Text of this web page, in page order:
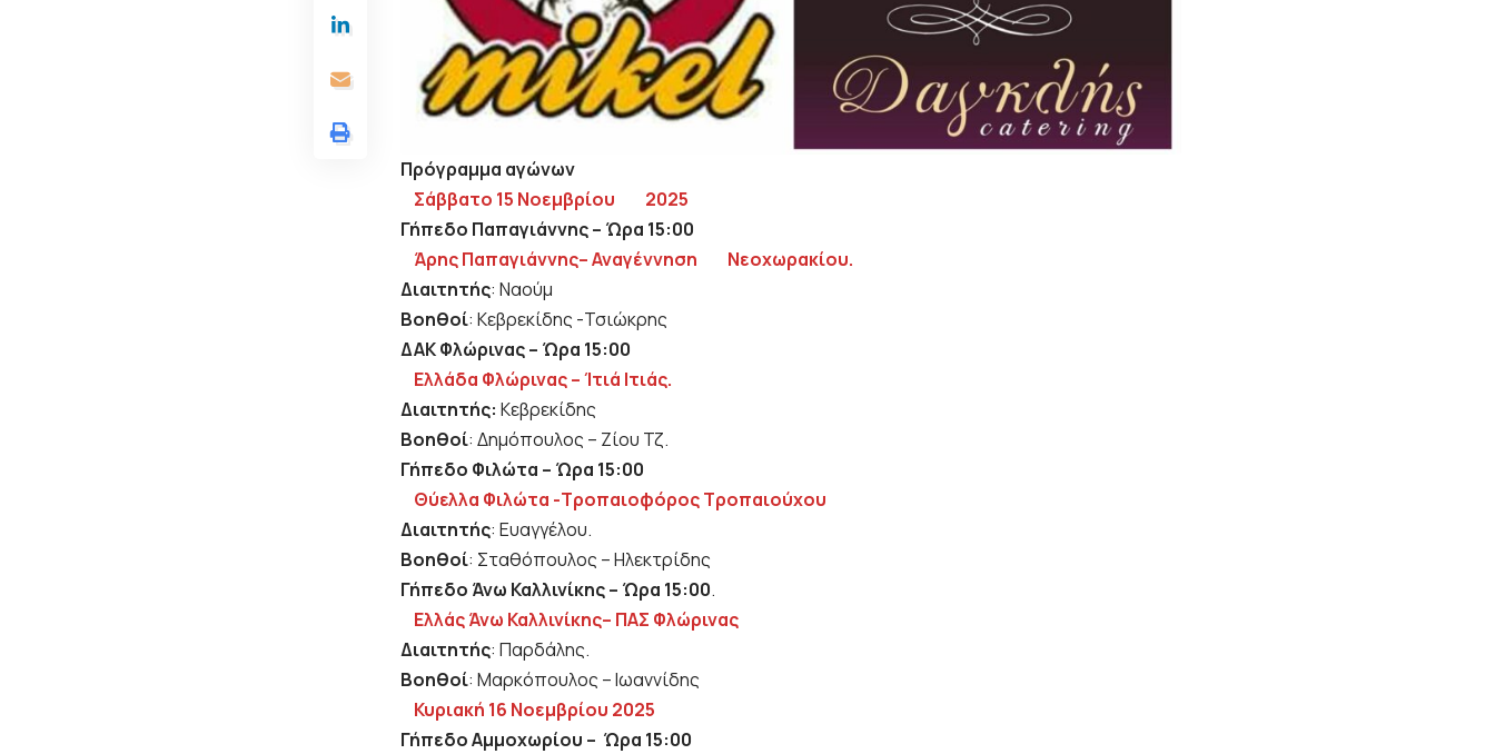
Πρόγραμμα αγώνων
Σάββατο 15 Νοεμβρίου
2025
Γήπεδο Παπαγιάννης – Ώρα 15:00
Άρης Παπαγιάννης– Αναγέννηση
Νεοχωρακίου.
Διαιτητής: Ναούμ
Βοηθοί: Κεβρεκίδης -Τσιώκρης
ΔΑΚ Φλώρινας – Ώρα 15:00
Ελλάδα Φλώρινας – Ίτιά Ιτιάς.
Διαιτητής: Κεβρεκίδης
Βοηθοί: Δημόπουλος – Ζίου Τζ.
Γήπεδο Φιλώτα – Ώρα 15:00
Θύελλα Φιλώτα -Τροπαιοφόρος Τροπαιούχου
Διαιτητής: Ευαγγέλου.
Βοηθοί: Σταθόπουλος – Ηλεκτρίδης
Γήπεδο Άνω Καλλινίκης – Ώρα 15:00.
Ελλάς Άνω Καλλινίκης– ΠΑΣ Φλώρινας
Διαιτητής: Παρδάλης.
Βοηθοί: Μαρκόπουλος – Ιωαννίδης
Κυριακή 16 Νοεμβρίου 2025
Γήπεδο Αμμοχωρίου – Ώρα 15:00